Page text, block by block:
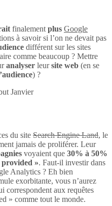
finalementplus Google
à savoir si l’on ne devait pas
différent sur les sites
comme beaucoup ? Mettre
analyser leursite web (en se
) ?
Janvier
du site Search Engine Land, le
jamais de proliférer. Leur
voyaient que 30% à 50%
provided ». Faut-il investir dans
Analytics ? Eh bien
exorbitante, vous n’aurez
correspondent aux requêtes
» comme tout le monde.